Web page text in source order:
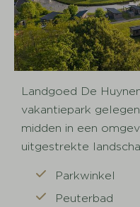
Landgoed De
vakantiepark
midden in een
uitgestrekte
Parkwinkel
Peuterbad